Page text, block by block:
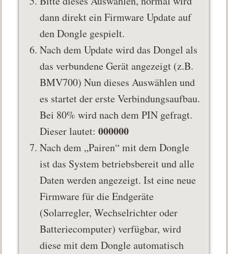
dann direkt ein Firmware Update auf
den Dongle gespielt.
Nach dem Update wird das Dongel als
das verbundene Gerät angezeigt (z.B.
BMV700) Nun dieses Auswählen und
es startet der erste Verbindungsaufbau.
Bei 80% wird nach dem PIN gefragt.
Dieser lautet:000000
Nach dem „Pairen“ mit dem Dongle
ist das System betriebsbereit und alle
Daten werden angezeigt. Ist eine neue
Firmware für die Endgeräte
(Solarregler, Wechselrichter oder
Batteriecomputer) verfügbar, wird
diese mit dem Dongle automatisch